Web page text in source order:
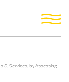
& Services, by Assessing